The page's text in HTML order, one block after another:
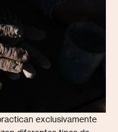
exclusivamente